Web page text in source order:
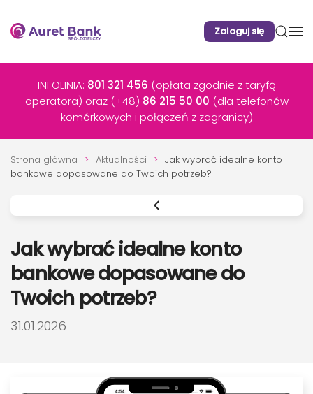
Przejdź do głównej treści
Zaloguj się
INFOLINIA: 801 321 456 (opłata zgodnie z taryfą
operatora) oraz (+48) 86 215 50 00 (dla telefonów
komórkowych i połączeń z zagranicy)
Strona główna Aktualności
Jak wybrać idealne konto
bankowe dopasowane do Twoich potrzeb?
Jak wybrać idealne konto
bankowe dopasowane do
Twoich potrzeb?
DATA PUBLIKACJI:
31.01.2026